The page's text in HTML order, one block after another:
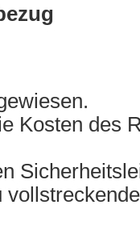
Kosten des